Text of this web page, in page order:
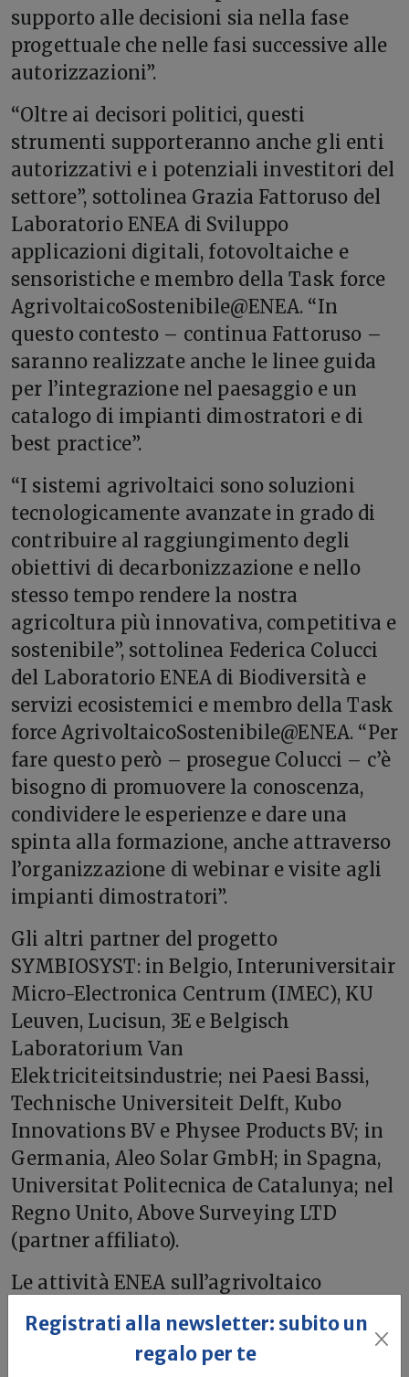
supporto alle decisioni sia nella fase
progettuale che nelle fasi successive alle
autorizzazioni”.
“Oltre ai decisori politici, questi
strumenti supporteranno anche gli enti
autorizzativi e i potenziali investitori del
settore”, sottolinea Grazia Fattoruso del
Laboratorio ENEA di Sviluppo
applicazioni digitali, fotovoltaiche e
sensoristiche e membro della Task force
AgrivoltaicoSostenibile@ENEA. “In
questo contesto – continua Fattoruso –
saranno realizzate anche le linee guida
per l’integrazione nel paesaggio e un
catalogo di impianti dimostratori e di
best practice”.
“I sistemi agrivoltaici sono soluzioni
tecnologicamente avanzate in grado di
contribuire al raggiungimento degli
obiettivi di decarbonizzazione e nello
stesso tempo rendere la nostra
agricoltura più innovativa, competitiva e
sostenibile”, sottolinea Federica Colucci
del Laboratorio ENEA di Biodiversità e
servizi ecosistemici e membro della Task
force AgrivoltaicoSostenibile@ENEA. “Per
fare questo però – prosegue Colucci – c’è
bisogno di promuovere la conoscenza,
condividere le esperienze e dare una
spinta alla formazione, anche attraverso
l’organizzazione di webinar e visite agli
impianti dimostratori”.
Gli altri partner del progetto
SYMBIOSYST: in Belgio, Interuniversitair
Micro-Electronica Centrum (IMEC), KU
Leuven, Lucisun, 3E e Belgisch
Laboratorium Van
Elektriciteitsindustrie; nei Paesi Bassi,
Technische Universiteit Delft, Kubo
Innovations BV e Physee Products BV; in
Germania, Aleo Solar GmbH; in Spagna,
Universitat Politecnica de Catalunya; nel
Regno Unito, Above Surveying LTD
(partner affiliato).
Le attività ENEA sull’agrivoltaico
sostenibile saranno al centro della
partecipazione dell’Agenzia alla fiera
dell’innovazione in agricoltura
Registrati alla newsletter: subito un
regalo per te